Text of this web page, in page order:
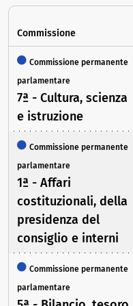
Commissione
Commissione permanente
parlamentare
7ª - Cultura, scienza
e istruzione
Commissione permanente
parlamentare
1ª - Affari
costituzionali, della
presidenza del
consiglio e interni
Commissione permanente
parlamentare